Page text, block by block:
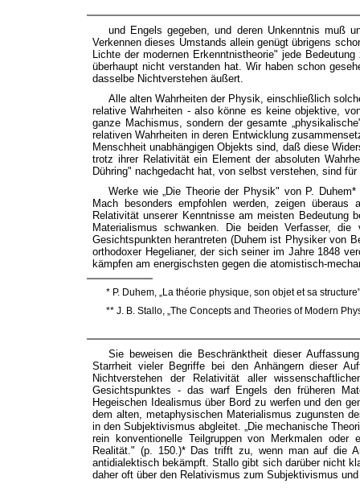
und Engels gegeben, und deren Unkenntnis muß
Verkennen dieses Umstands allein genügt übrigens
Lichte der modernen Erkenntnistheorie" jede
überhaupt nicht verstanden hat. Wir haben schon
dasselbe Nichtverstehen äußert.
Alle alten Wahrheiten der Physik, einschließlich
relative Wahrheiten - also könne es keine objektive,
ganze Machismus, sondern der gesamte
relativen Wahrheiten in deren Entwicklung
Menschheit unabhängigen Objekts sind, daß diese
trotz ihrer Relativität ein Element der absoluten
Dühring" nachgedacht hat, von selbst verstehen, sind
Werke wie „Die Theorie der Physik" von P.
Mach besonders empfohlen werden, zeigen
Relativität unserer Kenntnisse am meisten Bedeutung
Materialismus schwanken. Die beiden Verfasser,
Gesichtspunkten herantreten (Duhem ist Physiker von
orthodoxer Hegelianer, der sich seiner im Jahre 1848
kämpfen am energischsten gegen die atomistisch-
* P. Duhem, „La théorie physique, son objet et sa
** J. B. Stallo, „The Concepts and Theories of Modern
Sie beweisen die Beschränktheit dieser
Starrheit vieler Begriffe bei den Anhängern dieser
Nichtverstehen der Relativität aller
Gesichtspunktes - das warf Engels den früheren
Hegeischen Idealismus über Bord zu werfen und den
dem alten, metaphysischen Materialismus zugunsten
in den Subjektivismus abgleitet. „Die mechanische
rein konventionelle Teilgruppen von Merkmalen
Realität." (p. 150.)* Das trifft zu, wenn man auf die
antidialektisch bekämpft. Stallo gibt sich darüber nicht
daher oft über den Relativismus zum Subjektivismus